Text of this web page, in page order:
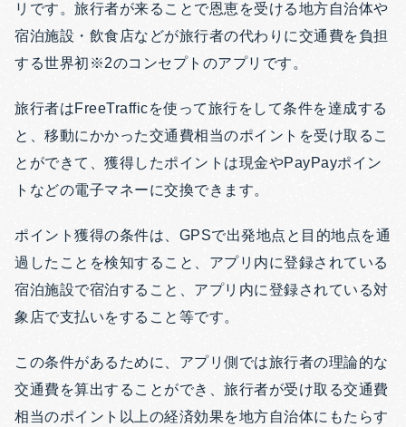
リです。旅行者が来ることで恩恵を受ける地方自治体や
宿泊施設・飲食店などが旅行者の代わりに交通費を負担
する世界初※2のコンセプトのアプリです。
旅行者はFreeTrafficを使って旅行をして条件を達成する
と、移動にかかった交通費相当のポイントを受け取るこ
とができて、獲得したポイントは現金やPayPayポイン
トなどの電子マネーに交換できます。
ポイント獲得の条件は、GPSで出発地点と目的地点を通
過したことを検知すること、アプリ内に登録されている
宿泊施設で宿泊すること、アプリ内に登録されている対
象店で支払いをすること等です。
この条件があるために、アプリ側では旅行者の理論的な
交通費を算出することができ、旅行者が受け取る交通費
相当のポイント以上の経済効果を地方自治体にもたらす